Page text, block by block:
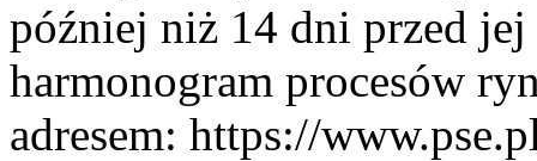
później niż 14 dni przed
harmonogram procesów
adresem: https://